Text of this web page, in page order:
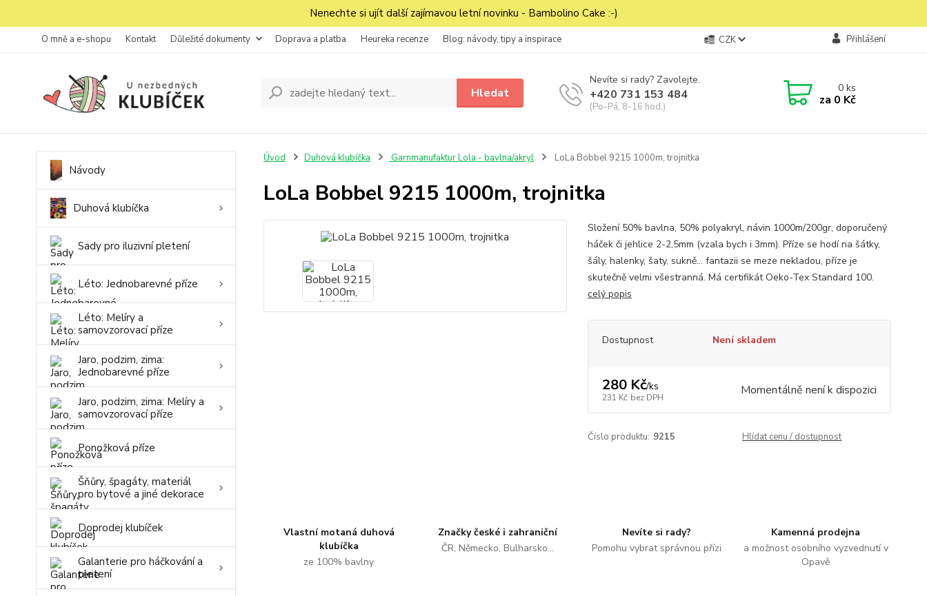
Nenechte si ujít další zajímavou letní novinku - Bambolino Cake :-)
O mně a e-shopu Kontakt Důležité dokumenty Doprava a platba Heureka recenze Blog: návody, tipy a inspirace CZK Přihlášení
Hledat
Nevíte si rady? Zavolejte.
+420 731 153 484
(Po-Pá, 8-16 hod.)
0ks
za 0 Kč
Návody
Duhová klubíčka
Sady pro iluzivní pletení
Léto: Jednobarevné příze
Léto: Melíry a
samovzorovací příze
Jaro, podzim, zima:
Jednobarevné příze
Jaro, podzim, zima: Melíry a
samovzorovací příze
Ponožková příze
Šňůry, špagáty, materiál
pro bytové a jiné dekorace
Doprodej klubíček
Galanterie pro háčkování a
pletení
Úvod Duhová klubíčka Garnmanufaktur Lola - bavlna/akryl LoLa Bobbel 9215 1000m, trojnitka
LoLa Bobbel 9215 1000m, trojnitka
Složení 50% bavlna, 50% polyakryl, návin 1000m/200gr, doporučený
háček či jehlice 2-2,5mm (vzala bych i 3mm). Příze se hodí na šátky,
šály, halenky, šaty, sukně... fantazii se meze nekladou, příze je
skutečně velmi všestranná. Má certifikát Oeko-Tex Standard 100.
celý popis
Dostupnost Není skladem
280 Kč/ks
231 Kč bez DPH Momentálně není k dispozici
Číslo produktu: 9215 Hlídat cenu / dostupnost
Vlastní motaná duhová
klubíčka
ze 100% bavlny
Značky české i zahraniční
ČR, Německo, Bulharsko...
Nevíte si rady?
Pomohu vybrat správnou přízi
Kamenná prodejna
a možnost osobního vyzvednutí v
Opavě